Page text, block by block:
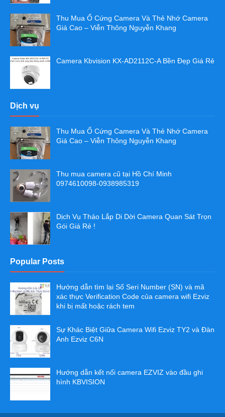
Thu Mua Ổ Cứng Camera Và Thẻ Nhớ Camera
Giá Cao – Viễn Thông Nguyễn Khang
Camera Kbvision KX-AD2112C-A Bền Đẹp Giá Rẻ
Dịch vụ
Thu Mua Ổ Cứng Camera Và Thẻ Nhớ Camera
Giá Cao – Viễn Thông Nguyễn Khang
Thu mua camera cũ tại Hồ Chí Minh
0974610098-0938985319
Dịch Vụ Tháo Lắp Di Dời Camera Quan Sát Trọn
Gói Giá Rẻ !
Popular Posts
Hướng dẫn tìm lại Số Seri Number (SN) và mã
xác thực Verification Code của camera wifi Ezviz
khi bị mất hoặc rách tem
Sự Khác Biệt Giữa Camera Wifi Ezviz TY2 và Đàn
Anh Ezviz C6N
Hướng dẫn kết nối camera EZVIZ vào đầu ghi
hình KBVISION